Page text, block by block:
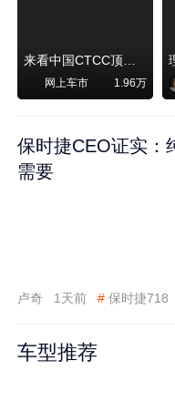
网上车市 1.96万
保时捷CEO证实：
需要
卢奇 1天前 # 保时捷718
车型推荐